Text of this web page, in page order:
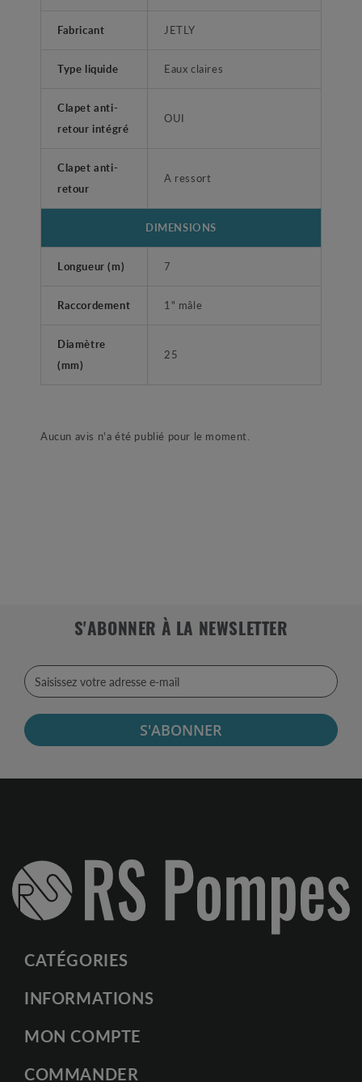
Fabricant JETLY
Type liquide Eaux claires
Clapet anti-
retour intégré
OUI
Clapet anti-
retour
A ressort
DIMENSIONS
Longueur (m) 7
Raccordement 1" mâle
Diamètre
(mm)
25
Aucun avis n'a été publié pour le moment.
S'ABONNER À LA NEWSLETTER
S'ABONNER
CATÉGORIES
INFORMATIONS
MON COMPTE
COMMANDER